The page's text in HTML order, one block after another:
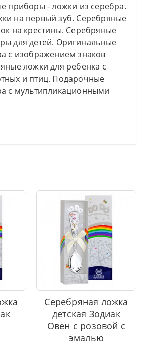
приборы - ложки из серебра.
на первый зуб. Серебряные
на крестины. Серебряные
для детей. Оригинальные
с изображением знаков
ложки для ребенка с
и птиц. Подарочные
с мультипликационными
Серебряная ложка
детская Зодиак
Овен с розовой с
эмалью